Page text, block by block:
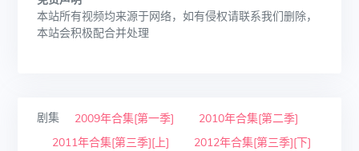
本站所有视频均来源于网络，如有侵权请联系我们删除，
本站会积极配合并处理
剧集 2009年合集[第一季]
2010年合集[第二季]
2011年合集[第三季][上]
2012年合集[第三季][下]